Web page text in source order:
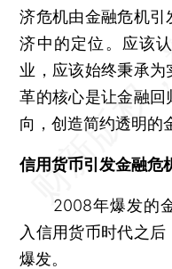
济危机由金融危机
济中的定位。应该
业，应该始终秉承
革的核心是让金融
向，创造简约透明的
信用货币引发金融危
2008年爆发的金
入信用货币时代之
爆发。